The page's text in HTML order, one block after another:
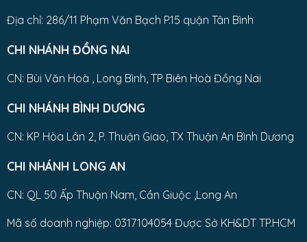
Địa chỉ: 286/11 Phạm Văn Bạch P.15 quận Tân Bình
CHI NHÁNH ĐỒNG NAI
CN: Bùi Văn Hoà , Long Bình, TP Biên Hoà Đồng Nai
CHI NHÁNH BÌNH DƯƠNG
CN: KP Hòa Lân 2, P. Thuận Giao, TX Thuận An Bình Dương
CHI NHÁNH LONG AN
CN: QL 50 Ấp Thuận Nam, Cần Giuộc ,Long An
Mã số doanh nghiệp: 0317104054 Được Sở KH&DT TP.HCM